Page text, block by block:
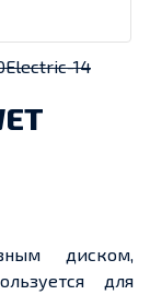
14
диском,
для